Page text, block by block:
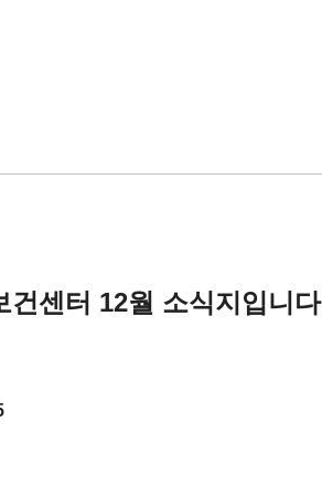
건센터 12월 소식지입니다